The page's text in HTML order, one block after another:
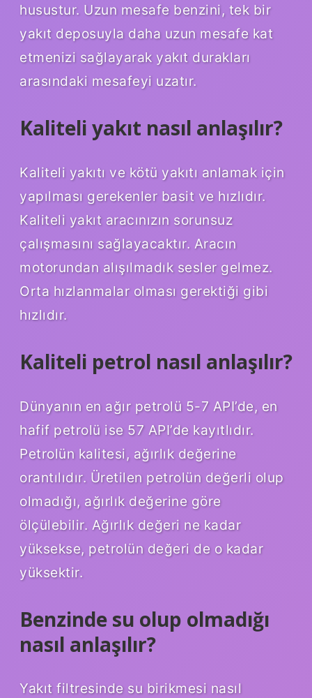
husustur. Uzun mesafe benzini, tek bir
yakıt deposuyla daha uzun mesafe kat
etmenizi sağlayarak yakıt durakları
arasındaki mesafeyi uzatır.
Kaliteli yakıt nasıl anlaşılır?
Kaliteli yakıtı ve kötü yakıtı anlamak için
yapılması gerekenler basit ve hızlıdır.
Kaliteli yakıt aracınızın sorunsuz
çalışmasını sağlayacaktır. Aracın
motorundan alışılmadık sesler gelmez.
Orta hızlanmalar olması gerektiği gibi
hızlıdır.
Kaliteli petrol nasıl anlaşılır?
Dünyanın en ağır petrolü 5-7 API’de, en
hafif petrolü ise 57 API’de kayıtlıdır.
Petrolün kalitesi, ağırlık değerine
orantılıdır. Üretilen petrolün değerli olup
olmadığı, ağırlık değerine göre
ölçülebilir. Ağırlık değeri ne kadar
yüksekse, petrolün değeri de o kadar
yüksektir.
Benzinde su olup olmadığı
nasıl anlaşılır?
Yakıt filtresinde su birikmesi nasıl